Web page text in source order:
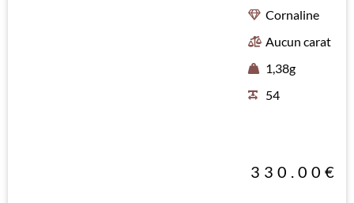
Cornaline
Aucun carat
1,38g
54
330.00 €